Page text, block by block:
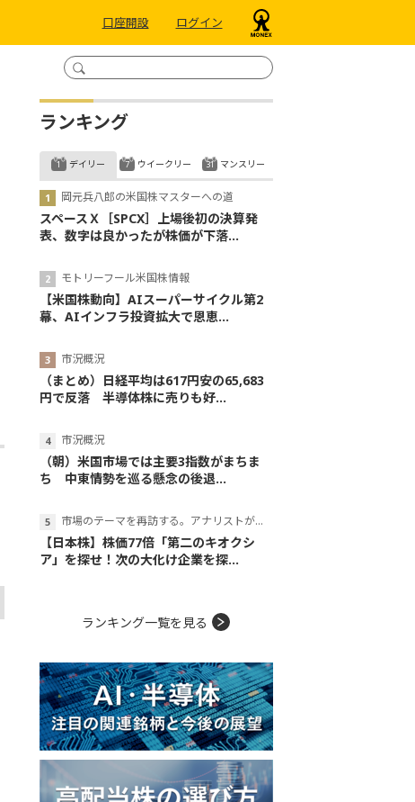
口座開設 ログイン
ランキング
デイリー
岡元兵八郎の米国株マスターへの道
スペースＸ［SPCX］上場後初の決算発
表、数字は良かったが株価が下落...
モトリーフール米国株情報
【米国株動向】AIスーパーサイクル第2
幕、AIインフラ投資拡大で恩恵...
市況概況
（まとめ）日経平均は617円安の65,683
円で反落 半導体株に売りも好...
市況概況
（朝）米国市場では主要3指数がまちま
ち 中東情勢を巡る懸念の後退...
市場のテーマを再訪する。アナリストが読み解くテーマの本質
【日本株】株価77倍「第二のキオクシ
ア」を探せ！次の大化け企業を探...
ウイークリー マンスリー
ランキング一覧を見る